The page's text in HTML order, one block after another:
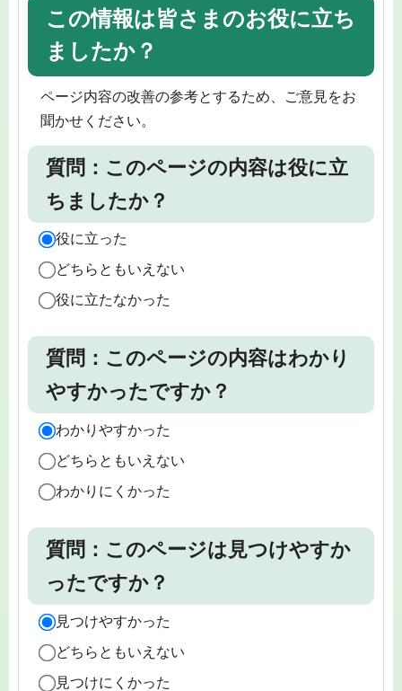
この情報は皆さまのお役に立ち
ましたか？
ページ内容の改善の参考とするため、ご意見をお
聞かせください。
質問：このページの内容は役に立
ちましたか？
役に立った
どちらともいえない
役に立たなかった
質問：このページの内容はわかり
やすかったですか？
わかりやすかった
どちらともいえない
わかりにくかった
質問：このページは見つけやすか
ったですか？
見つけやすかった
どちらともいえない
見つけにくかった